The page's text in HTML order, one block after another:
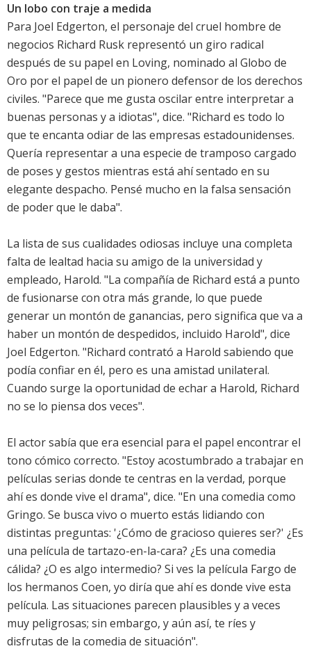
Un lobo con traje a medida
Para Joel Edgerton, el personaje del cruel hombre de
negocios Richard Rusk representó un giro radical
después de su papel en Loving, nominado al Globo de
Oro por el papel de un pionero defensor de los derechos
civiles. "Parece que me gusta oscilar entre interpretar a
buenas personas y a idiotas", dice. "Richard es todo lo
que te encanta odiar de las empresas estadounidenses.
Quería representar a una especie de tramposo cargado
de poses y gestos mientras está ahí sentado en su
elegante despacho. Pensé mucho en la falsa sensación
de poder que le daba".
La lista de sus cualidades odiosas incluye una completa
falta de lealtad hacia su amigo de la universidad y
empleado, Harold. "La compañía de Richard está a punto
de fusionarse con otra más grande, lo que puede
generar un montón de ganancias, pero significa que va a
haber un montón de despedidos, incluido Harold", dice
Joel Edgerton. "Richard contrató a Harold sabiendo que
podía confiar en él, pero es una amistad unilateral.
Cuando surge la oportunidad de echar a Harold, Richard
no se lo piensa dos veces".
El actor sabía que era esencial para el papel encontrar el
tono cómico correcto. "Estoy acostumbrado a trabajar en
películas serias donde te centras en la verdad, porque
ahí es donde vive el drama", dice. "En una comedia como
Gringo. Se busca vivo o muerto estás lidiando con
distintas preguntas: '¿Cómo de gracioso quieres ser?' ¿Es
una película de tartazo-en-la-cara? ¿Es una comedia
cálida? ¿O es algo intermedio? Si ves la película Fargo de
los hermanos Coen, yo diría que ahí es donde vive esta
película. Las situaciones parecen plausibles y a veces
muy peligrosas; sin embargo, y aún así, te ríes y
disfrutas de la comedia de situación".